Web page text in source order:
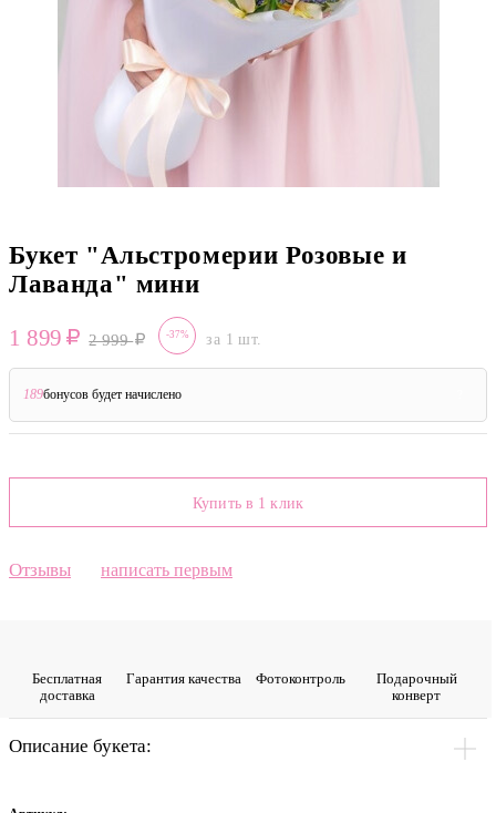
Букет "Альстромерии Розовые и
Лаванда" мини
1 899 2 999 -37% за 1 шт.
189бонусов будет начислено
Купить в 1 клик
Отзывы написать первым
Бесплатная
доставка
Гарантия качества Фото­контроль
Подарочный
конверт
Описание букета: